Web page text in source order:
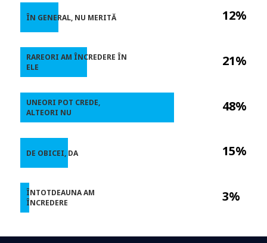
12%
21%
48%
15%
3%
ÎN GENERAL, NU MERITĂ
RAREORI AM ÎNCREDERE ÎN
ELE
UNEORI POT CREDE,
ALTEORI NU
DE OBICEI, DA
ÎNTOTDEAUNA AM
ÎNCREDERE